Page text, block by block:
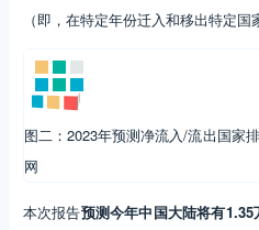
（即，在特定年份迁入和移出特定
图二：2023年预测净流入/流出国家
网
本次报告预测今年中国大陆将有1.35